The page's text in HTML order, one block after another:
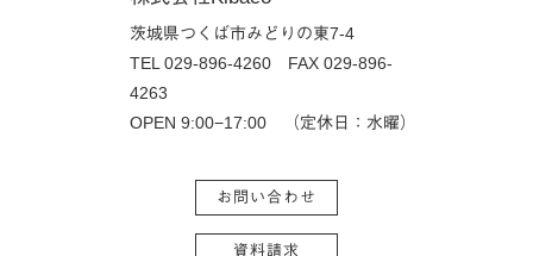
茨城県つくば市みどりの東7-4
TEL 029-896-4260 FAX 029-896-
4263
OPEN 9:00−17:00 （定休日：水曜）
お問い合わせ
資料請求